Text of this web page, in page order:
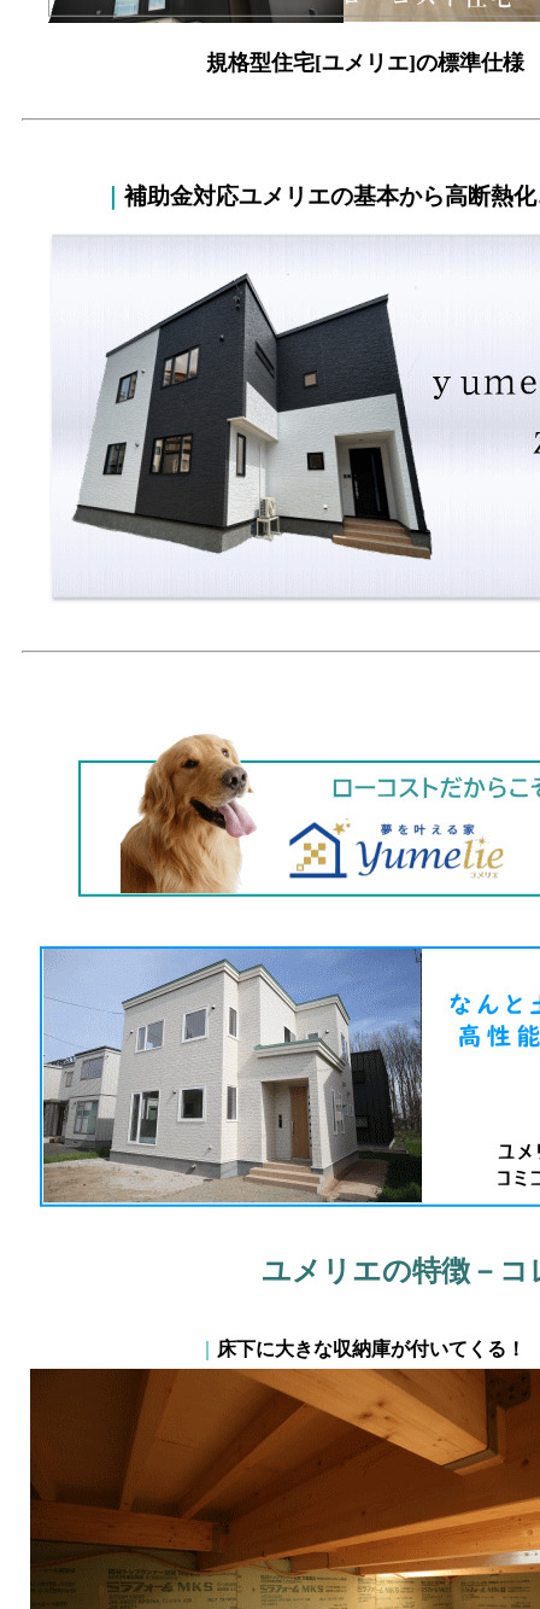
規格型住宅[ユメリエ]の標準仕様
補助金対応ユメリエの基本から高断熱
ユメリエの特徴－
床下に大きな収納庫が付いてくる！